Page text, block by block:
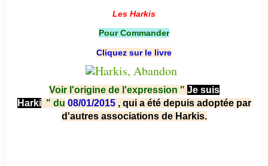
Les Harkis
Pour Commander
Cliquez sur le livre
Voir l'origine de l'expression " Je suis
Harki " du 08/01/2015 , qui a été depuis adoptée par
d'autres associations de Harkis.